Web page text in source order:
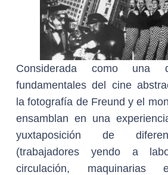
Considerada como una
fundamentales del cine
la fotografía de Freund y el
ensamblan en una
yuxtaposición de
(trabajadores yendo a
circulación, maquinarias